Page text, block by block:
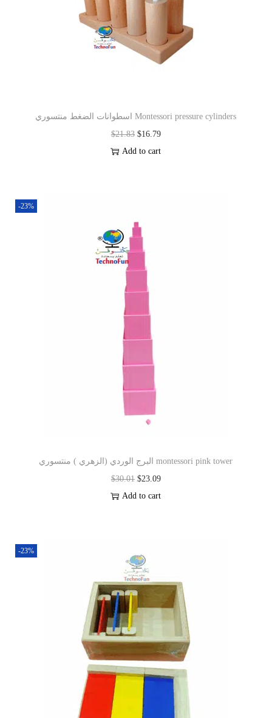
اسطوانات الضغط منتسوري Montessori pressure cylinders
$21.83 $16.79
Add to cart
-23%
البرج الوردي (الزهري ) منتسوري montessori pink tower
$30.01 $23.09
Add to cart
-23%